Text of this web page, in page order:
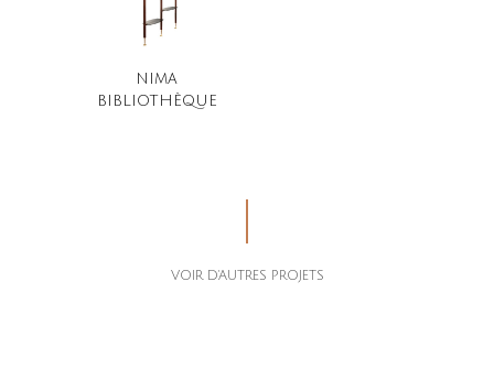
NIMA
BIBLIOTHÈQUE
VOIR D'AUTRES PROJETS